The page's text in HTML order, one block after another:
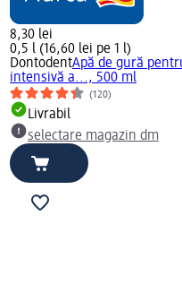
8,30 lei
0,5 l (16,60 lei pe 1 l)
DontodentApă de gură
intensivă a..., 500 ml
(120)
Livrabil
selectare magazin dm